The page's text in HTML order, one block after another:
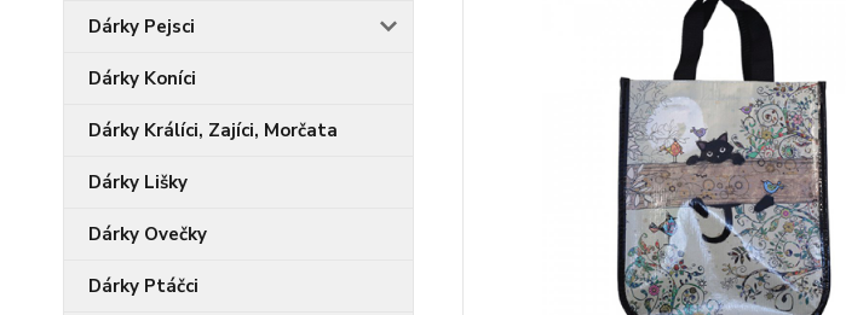
Dárky Pejsci
Dárky Koníci
Dárky Králíci, Zajíci, Morčata
Dárky Lišky
Dárky Ovečky
Dárky Ptáčci